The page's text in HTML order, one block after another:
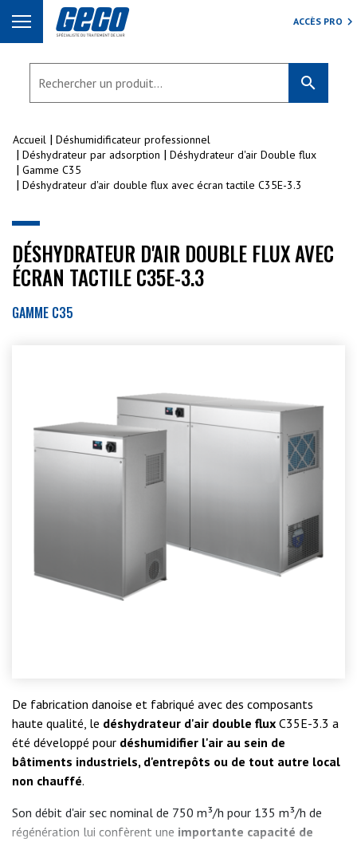
ACCÈS PRO
search
Accueil
Déshumidificateur professionnel
Déshydrateur par adsorption
Déshydrateur d'air Double flux
Gamme C35
Déshydrateur d'air double flux avec écran tactile C35E-3.3
DÉSHYDRATEUR D'AIR DOUBLE FLUX AVEC
ÉCRAN TACTILE C35E-3.3
GAMME C35
De fabrication danoise et fabriqué avec des composants
haute qualité, le déshydrateur d'air double flux C35E-3.3 a
été développé pour déshumidifier l'air au sein de
bâtiments industriels, d'entrepôts ou de tout autre local
non chauffé.
Son débit d'air sec nominal de 750 m³/h pour 135 m³/h de
régénération lui confèrent une importante capacité de